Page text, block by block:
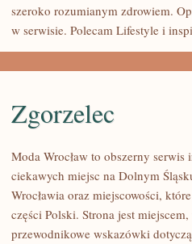
szeroko rozumianym zdrowiem.
w serwisie. Polecam Lifestyle i
Zgorzelec
Moda Wrocław to obszerny
ciekawych miejsc na Dolnym
Wrocławia oraz miejscowości,
części Polski. Strona jest
przewodnikowe wskazówki